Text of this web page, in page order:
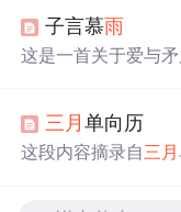
后详细介绍了具体的
子言慕雨
这是一首关于爱与
三月单向历
这段内容摘录自三月